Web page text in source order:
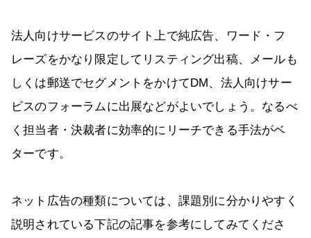
法人向けサービスのサイト上で純広告、ワード・フ
レーズをかなり限定してリスティング出稿、メールも
しくは郵送でセグメントをかけてDM、法人向けサー
ビスのフォーラムに出展などがよいでしょう。なるべ
く担当者・決裁者に効率的にリーチできる手法がベ
ターです。
ネット広告の種類については、課題別に分かりやすく
説明されている下記の記事を参考にしてみてくださ